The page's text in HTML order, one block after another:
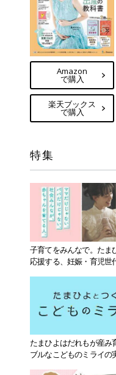
Amazon
で購入
楽天ブックス
で購入
特集
子育てをみんなで。たま
応援する、妊娠・育児世
たまひよはだれもが産み
ブルなこどものミライの